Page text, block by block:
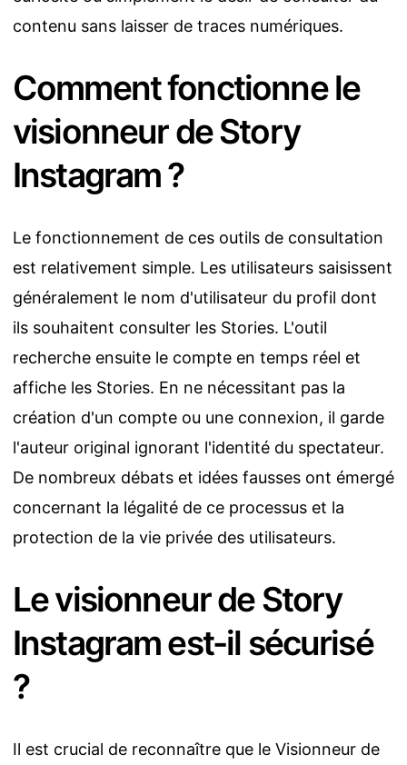
contenu sans laisser de traces numériques.
Comment fonctionne le
visionneur de Story
Instagram ?
Le fonctionnement de ces outils de consultation
est relativement simple. Les utilisateurs saisissent
généralement le nom d'utilisateur du profil dont
ils souhaitent consulter les Stories. L'outil
recherche ensuite le compte en temps réel et
affiche les Stories. En ne nécessitant pas la
création d'un compte ou une connexion, il garde
l'auteur original ignorant l'identité du spectateur.
De nombreux débats et idées fausses ont émergé
concernant la légalité de ce processus et la
protection de la vie privée des utilisateurs.
Le visionneur de Story
Instagram est-il sécurisé
?
Il est crucial de reconnaître que le Visionneur de